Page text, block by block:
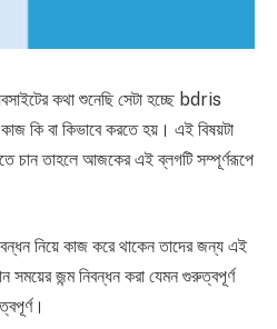
কথা শুনেছি সেটা হচ্ছে bdris
কি বা কিভাবে করতে হয়। এই বিষয়টা
চান তাহলে আজকের এই ব্লগটি সম্পূর্ণরূপে
নিয়ে কাজ করে থাকেন তাদের জন্য এই
সময়ের জন্ম নিবন্ধন করা যেমন গুরুত্বপূর্ণ